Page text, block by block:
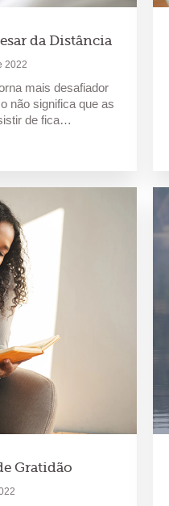
da Distância
2022
mais desafiador
não significa que as
de fica…
Gratidão